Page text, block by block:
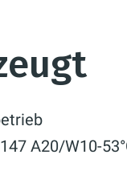
A20/W10-